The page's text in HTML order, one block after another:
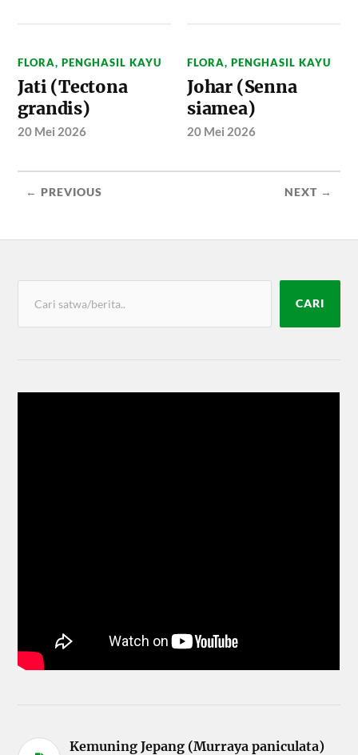
FLORA,PENGHASIL KAYU
Jati (Tectona
grandis)
20 Mei 2026
FLORA,PENGHASIL KAYU
Johar (Senna
siamea)
20 Mei 2026
← PREVIOUS NEXT →
CARI
Kemuning Jepang (Murraya paniculata)